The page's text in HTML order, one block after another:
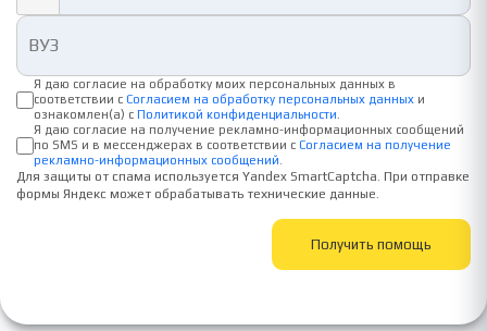
Я даю согласие на обработку моих персональных данных в
соответствии с Согласием на обработку персональных данных и
ознакомлен(а) с Политикой конфиденциальности
Я даю согласие на получение рекламно-информационных сообщений
по SMS и в мессенджерах в соответствии с Согласием на получение
рекламно-информационных сообщений
Для защиты от спама используется Yandex SmartCaptcha. При отправке
формы Яндекс может обрабатывать технические данные.
Получить помощь